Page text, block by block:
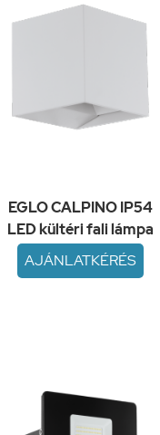
EGLO CALPINO IP54
LED kültéri fali lámpa
AJÁNLATKÉRÉS